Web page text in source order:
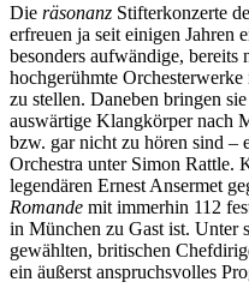
Die räsonanz Stifterkonzerte
erfreuen ja seit einigen Jahren
besonders aufwändige,
hochgerühmte
zu stellen. Daneben bringen
auswärtige Klangkörper nach
bzw. gar nicht zu hören sind –
Orchestra unter Simon Rattle.
legendären Ernest Ansermet
Romande mit immerhin 112
in München zu Gast ist. Unter
gewählten, britischen
ein äußerst anspruchsvolles